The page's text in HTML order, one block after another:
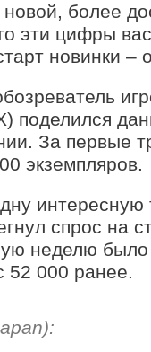
более
эти цифры
новинки –
поделился
За первые
экземпляров.
спрос на
неделю было
52 000 ранее.